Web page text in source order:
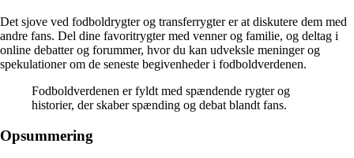
Det sjove ved fodboldrygter og transferrygter er at diskutere dem med
andre fans. Del dine favoritrygter med venner og familie, og deltag i
online debatter og forummer, hvor du kan udveksle meninger og
spekulationer om de seneste begivenheder i fodboldverdenen.
Fodboldverdenen er fyldt med spændende rygter og
historier, der skaber spænding og debat blandt fans.
Opsummering